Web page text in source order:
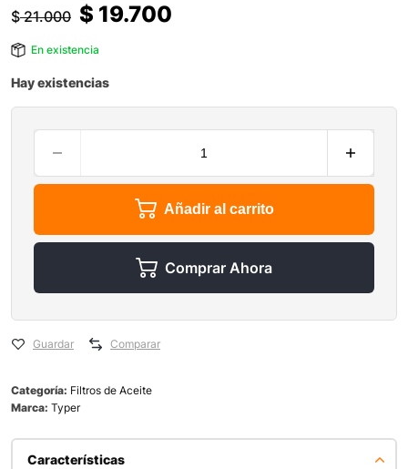
$21.000 $ 19.700
En existencia
Hay existencias
Añadir al carrito
Comprar Ahora
Guardar Comparar
Categoría: Filtros de Aceite
Marca: Typer
Características